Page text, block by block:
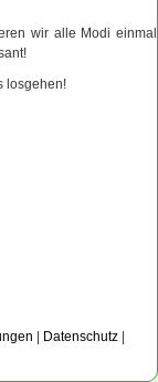
wir alle Modi einmal
losgehen!
Datenschutz